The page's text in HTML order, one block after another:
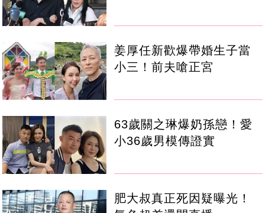
姜厚任新歡爆帶婚生子當
小三！前夫嗆正宮
63歲關之琳爆奶孫戀！愛
小36歲男模傳證實
肥大叔真正死因疑曝光！